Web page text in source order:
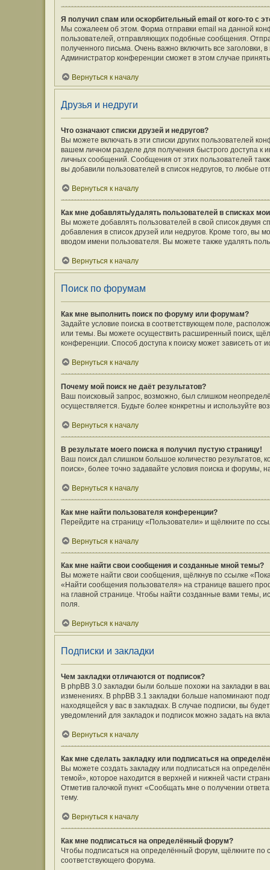
Я получил спам или оскорбительный email от кого-то с
Мы сожалеем об этом. Форма отправки email на данной
пользователей, отправляющих подобные сообщения.
полученного письма. Очень важно включить все
Администратор конференции сможет в этом случае
Вернуться к началу
Друзья и недруги
Что означают списки друзей и недругов?
Вы можете включать в эти списки других пользователей
вашем личном разделе для получения быстрого доступа к
личных сообщений. Сообщения от этих пользователей
вы добавили пользователей в список недругов, то любые
Вернуться к началу
Как мне добавлять/удалять пользователей в списках
Вы можете добавлять пользователей в свой список двумя
добавления в список друзей или недругов. Кроме того, вы
вводом имени пользователя. Вы можете также удалять
Вернуться к началу
Поиск по форумам
Как мне выполнить поиск по форуму или форумам?
Задайте условие поиска в соответствующем поле,
или темы. Вы можете осуществить расширенный поиск,
конференции. Способ доступа к поиску может зависеть от
Вернуться к началу
Почему мой поиск не даёт результатов?
Ваш поисковый запрос, возможно, был слишком
осуществляется. Будьте более конкретны и используйте
Вернуться к началу
В результате моего поиска я получил пустую страницу!
Ваш поиск дал слишком большое количество результатов,
поиск», более точно задавайте условия поиска и форумы,
Вернуться к началу
Как мне найти пользователя конференции?
Перейдите на страницу «Пользователи» и щёлкните по
Вернуться к началу
Как мне найти свои сообщения и созданные мной темы?
Вы можете найти свои сообщения, щёлкнув по ссылке
«Найти сообщения пользователя» на странице вашего
на главной странице. Чтобы найти созданные вами темы,
поля.
Вернуться к началу
Подписки и закладки
Чем закладки отличаются от подписок?
В phpBB 3.0 закладки были больше похожи на закладки в
изменениях. В phpBB 3.1 закладки больше напоминают
находящейся у вас в закладках. В случае подписки, вы
уведомлений для закладок и подписок можно задать на
Вернуться к началу
Как мне сделать закладку или подписаться на
Вы можете создать закладку или подписаться на
темой», которое находится в верхней и нижней части
Отметив галочкой пункт «Сообщать мне о получении
тему.
Вернуться к началу
Как мне подписаться на определённый форум?
Чтобы подписаться на определённый форум, щёлкните по
соответствующего форума.